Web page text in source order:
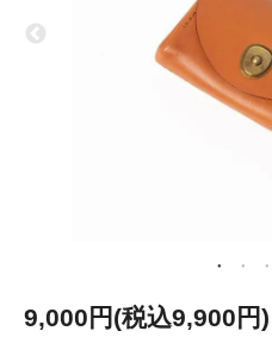
9,000円(税込9,900円)